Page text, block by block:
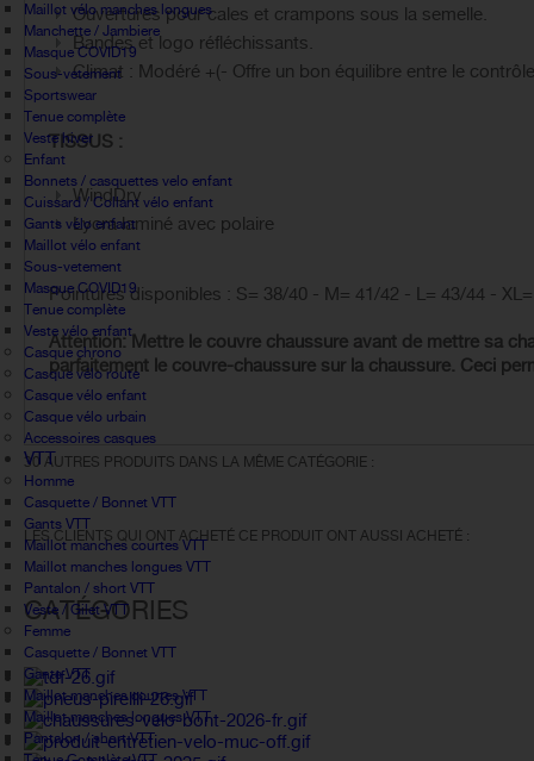
Maillot vélo manches longues
Manchette / Jambiere
Masque COVID19
Sous-vetement
Sportswear
Tenue complète
Veste hiver
Enfant
Bonnets / casquettes velo enfant
Cuissard / Collant vélo enfant
Gants vélo enfant
Maillot vélo enfant
Sous-vetement
Masque COVID19
Tenue complète
Veste vélo enfant
Casque chrono
Casque vélo route
Casque vélo enfant
Casque vélo urbain
Accessoires casques
VTT
Homme
Casquette / Bonnet VTT
Gants VTT
Maillot manches courtes VTT
Maillot manches longues VTT
Pantalon / short VTT
Veste / Gilet VTT
Femme
Casquette / Bonnet VTT
Gants VTT
Maillot manches courtes VTT
Maillot manches longues VTT
Pantalon / short VTT
Ouvertures pour cales et crampons sous la semelle.
Bandes et logo réfléchissants.
Climat : Modéré +(- Offre un bon équilibre entre le
TISSUS :
WindDry
Lycra laminé avec polaire
Pointures disponibles : S= 38/40 - M= 41/42 - L= 43/44 -
Attention: Mettre le couvre chaussure avant de mettre sa
parfaitement le couvre-chaussure sur la chaussure. Ceci
30 AUTRES PRODUITS DANS LA MÊME CATÉGORIE :
LES CLIENTS QUI ONT ACHETÉ CE PRODUIT ONT AUSSI ACHETÉ :
CATÉGORIES